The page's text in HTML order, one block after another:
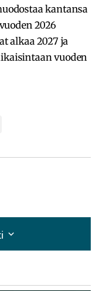
kantansa
2026
alkaa 2027 ja
vuoden